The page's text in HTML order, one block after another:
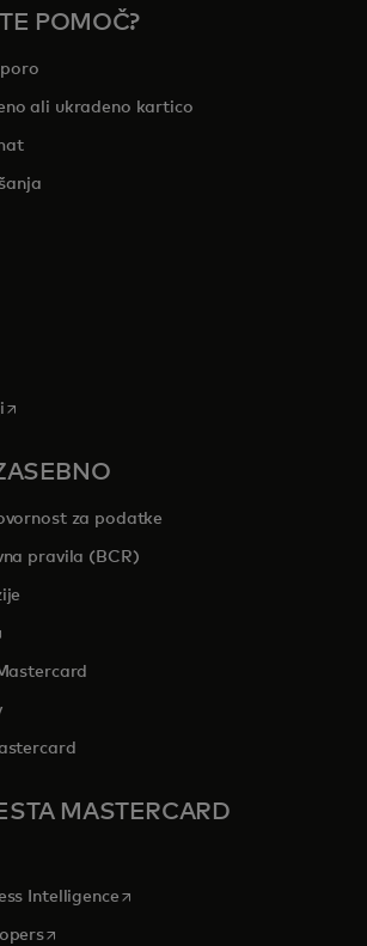
POMOČ?
ali ukradeno kartico
tab
opens in a new tab
za podatke
pravila (BCR)
in a new tab
MASTERCARD
in a new tab
Intelligenceopens in a new tab
opens in a new tab